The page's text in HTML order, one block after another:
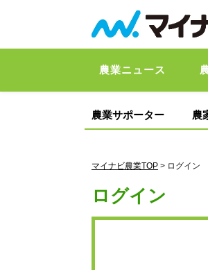
農業ニュース
農業サポーター 農
マイナビ農業TOP > ログイン
ログイン